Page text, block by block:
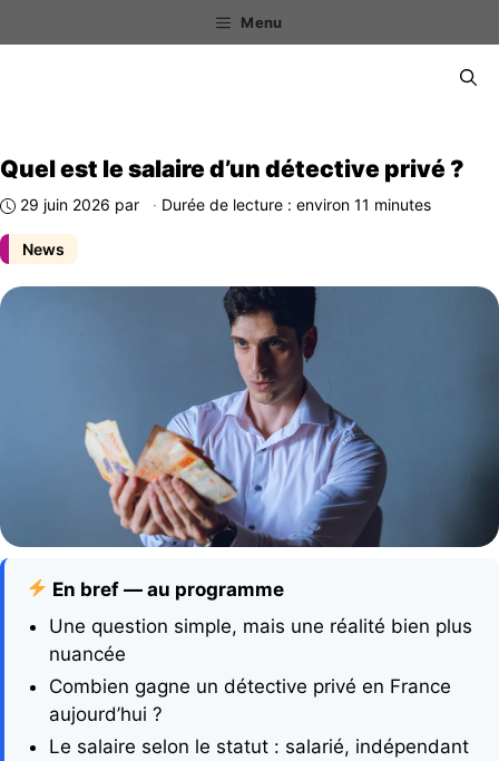
au
Menu
News
Quel est le salaire d’un détective privé ?
29 juin 2026 par · Durée de lecture : environ 11 minutes
En bref — au programme
Une question simple, mais une réalité bien plus
nuancée
Combien gagne un détective privé en France
aujourd’hui ?
Le salaire selon le statut : salarié, indépendant